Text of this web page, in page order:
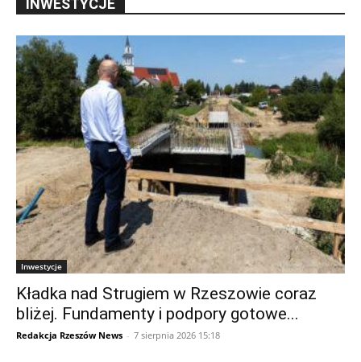
INWESTYCJE
Inwestycje
Kładka nad Strugiem w Rzeszowie coraz
bliżej. Fundamenty i podpory gotowe...
Redakcja Rzeszów News - 7 sierpnia 2026 15:18